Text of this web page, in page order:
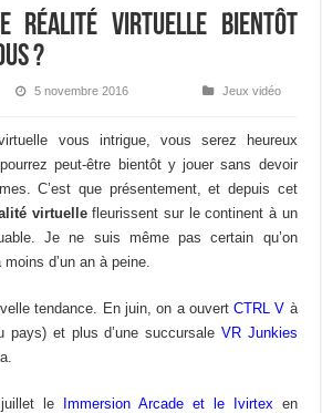
réalité virtuelle bientôt
?
5 novembre 2016
Jeux vidéo
vous intrigue, vous serez heureux
peut-être bientôt y jouer sans devoir
C’est que présentement, et depuis cet
virtuellefleurissent sur le continent à un
Je ne suis même pas certain qu’on
d’un an à peine.
tendance. En juin, on a ouvertCTRL V à
pays) et plus d’une succursale VR Junkies
le Immersion Arcade et le Ivirtex en